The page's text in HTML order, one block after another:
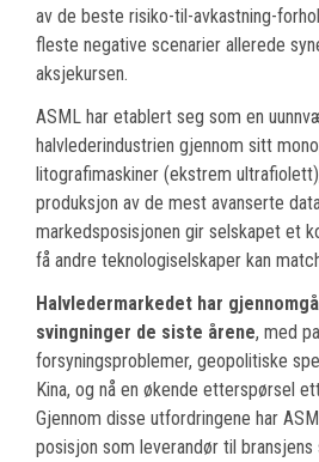
av de beste risiko-til-avkastning-
fleste negative scenarier allerede
aksjekursen.
ASML har etablert seg som en
halvlederindustrien gjennom sitt
litografimaskiner (ekstrem
produksjon av de mest avanserte
markedsposisjonen gir selskapet et
få andre teknologiselskaper kan
Halvledermarkedet har
svingninger de siste årene, med
forsyningsproblemer, geopolitiske
Kina, og nå en økende etterspørsel
Gjennom disse utfordringene har
posisjon som leverandør til